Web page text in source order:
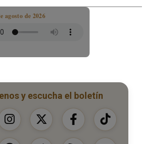
agosto de 2026
y escucha el boletín